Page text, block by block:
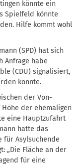
könnte ein
Spielfeld könnte
Hilfe kommt wohl
(SPD) hat sich
Anfrage habe
(CDU) signalisiert,
könnte.
der Von-
der ehemaligen
eine Hauptzufahrt
hatte das
für Asylsuchende
„Die Fläche an der
für eine